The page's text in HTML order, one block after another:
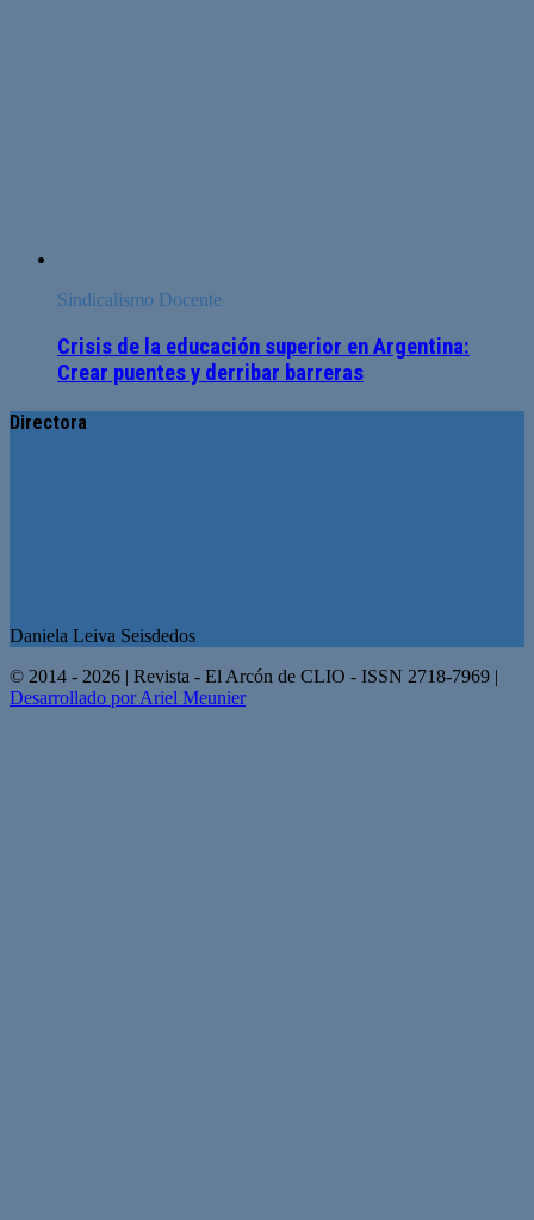
Sindicalismo Docente
Crisis de la educación superior en Argentina:
Crear puentes y derribar barreras
Directora
Daniela Leiva Seisdedos
© 2014 - 2026 | Revista - El Arcón de CLIO - ISSN 2718-7969 |
Desarrollado por Ariel Meunier